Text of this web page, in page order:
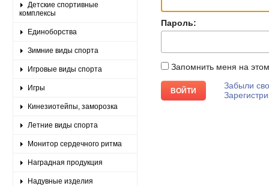
Детские спортивные
комплексы
Единоборства
Зимние виды спорта
Игровые виды спорта
Игры
Кинезиотейпы, заморозка
Летние виды спорта
Монитор сердечного ритма
Наградная продукция
Надувные изделия
Пароль:
Запомнить меня на
Забыли